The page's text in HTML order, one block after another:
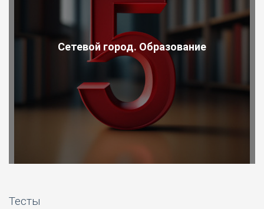
Сетевой город. Образование
Тесты